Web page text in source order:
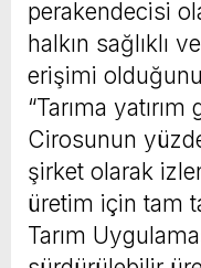
perakendecisi
halkın sağlıklı
erişimi
“Tarıma yatırım
Cirosunun
şirket olarak
üretim için tam
Tarım